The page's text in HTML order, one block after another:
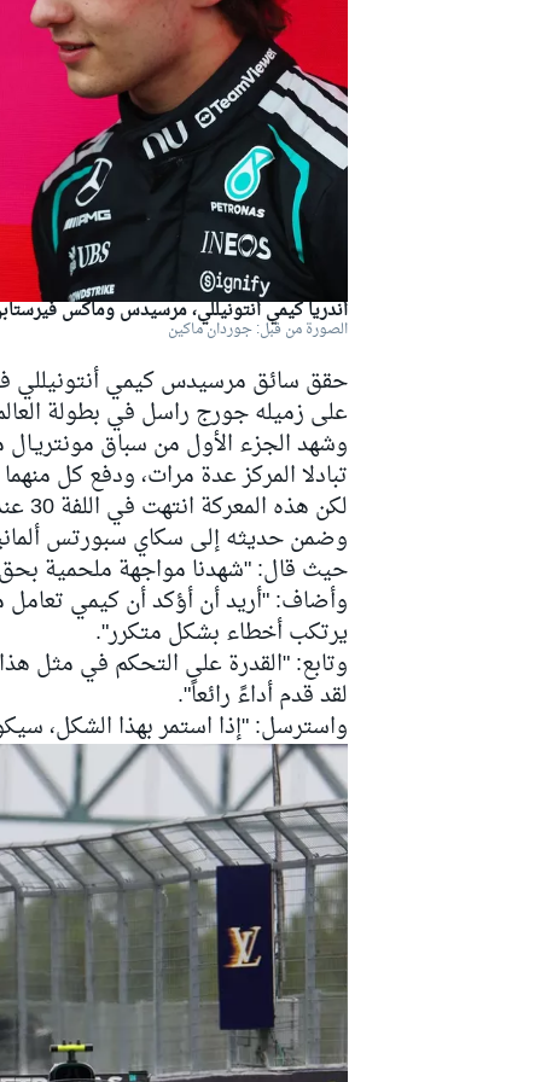
دبليو آر سي
سباقات التحمّل
أندريا كيمي أنتونيللي، مرسيدس وماكس
الصورة من قبل: جوردان ماكين
حقق سائق مرسيدس كيمي أنتونيللي
على زميله جورج راسل في بطولة العالم إلى
وشهد الجزء الأول من سباق
تبادلا المركز عدة مرات، ودفع كل
لكن هذه المعركة انتهت في اللفة 30 عندما انسحب راسل بسبب عطل في وحدة الطاقة.
وضمن حديثه إلى سكاي سبورتس
حيث قال: "شهدنا مواجهة ملحمية
وأضاف: "أريد أن أؤكد أن كيمي
يرتكب أخطاء بشكل متكرر".
وتابع: "القدرة على التحكم في مثل
لقد قدم أداءً رائعاً".
واسترسل: "إذا استمر بهذا الشكل،